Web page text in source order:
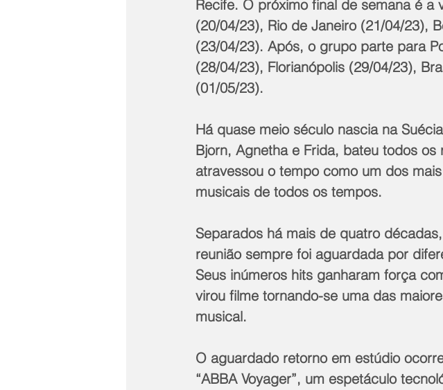
Recife. O próximo final de semana é
(20/04/23), Rio de Janeiro (21/04/23),
(23/04/23). Após, o grupo parte para
(28/04/23), Florianópolis (29/04/23),
(01/05/23).
Há quase meio século nascia na
Bjorn, Agnetha e Frida, bateu todos
atravessou o tempo como um dos
musicais de todos os tempos.
Separados há mais de quatro
reunião sempre foi aguardada por
Seus inúmeros hits ganharam força
virou filme tornando-se uma das
musical.
O aguardado retorno em estúdio
“ABBA Voyager”, um espetáculo